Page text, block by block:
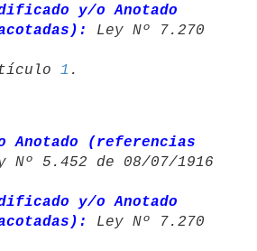
y/o Anotado
Ley Nº 7.270
1
Anotado (referencias
Nº 5.452 de 08/07/1916
y/o Anotado
Ley Nº 7.270